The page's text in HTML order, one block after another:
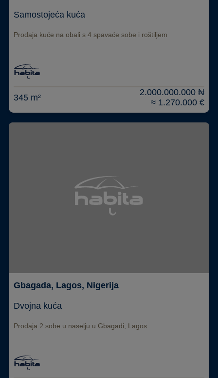
Samostojeća kuća
Prodaja kuće na obali s 4 spavaće sobe i roštiljem
345 m²
2.000.000.000 ₦
≈ 1.270.000 €
Gbagada, Lagos, Nigerija
Dvojna kuća
Prodaja 2 sobe u naselju u Gbagadi, Lagos